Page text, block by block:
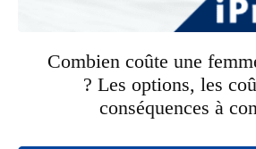
Combien coûte une
? Les options, les
conséquences à